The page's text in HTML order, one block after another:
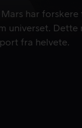
har
har
universet. Dette
fra helvete.